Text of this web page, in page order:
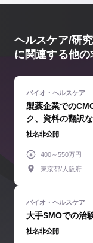
ヘルスケア/研
に関連する他の
製薬企業での
ク、資料の翻訳な
社名非公開
400～550万円
東京都/大阪府
大手SMOでの治
社名非公開